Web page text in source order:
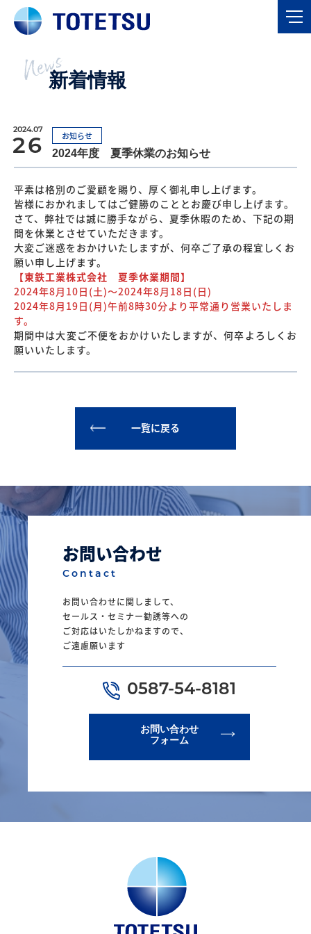
News新着情報
2024.07
26
お知らせ
2024年度 夏季休業のお知らせ
平素は格別のご愛顧を賜り、厚く御礼申し上げます。
皆様におかれましてはご健勝のこととお慶び申し上げます。
さて、弊社では誠に勝手ながら、夏季休暇のため、下記の期
間を休業とさせていただきます。
大変ご迷惑をおかけいたしますが、何卒ご了承の程宜しくお
願い申し上げます。
【東鉄工業株式会社 夏季休業期間】
2024年8月10日(土)～2024年8月18日(日)
2024年8月19日(月)午前8時30分より平常通り営業いたしま
す。
期間中は大変ご不便をおかけいたしますが、何卒よろしくお
願いいたします。
一覧に戻る
お問い合わせ
Contact
お問い合わせに関しまして、
セールス・セミナー勧誘等への
ご対応はいたしかねますので、
ご遠慮願います
0587-54-8181
お問い合わせ
フォーム